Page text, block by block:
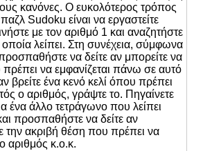
κανόνες. Ο ευκολότερος τρόπος
Sudoku είναι να εργαστείτε
με τον αριθμό 1 και αναζητήστε
λείπει. Στη συνέχεια, σύμφωνα
να δείτε αν μπορείτε να
να εμφανίζεται πάνω σε αυτό
βρείτε ένα κενό κελί όπου πρέπει
ο αριθμός, γράψτε το. Πηγαίνετε
ένα άλλο τετράγωνο που λείπει
προσπαθήστε να δείτε αν
την ακριβή θέση που πρέπει να
αριθμός κ.ο.κ.